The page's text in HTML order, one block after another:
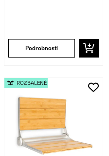
Podrobnosti
ROZBALENÉ